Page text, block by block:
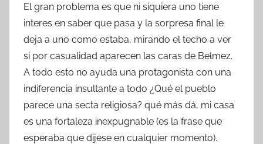
El gran problema es que ni siquiera uno tiene
interes en saber que pasa y la sorpresa final le
deja a uno como estaba, mirando el techo a ver
si por casualidad aparecen las caras de Belmez.
A todo esto no ayuda una protagonista con una
indiferencia insultante a todo ¿Qué el pueblo
parece una secta religiosa? qué más dá, mi casa
es una fortaleza inexpugnable (es la frase que
esperaba que dijese en cualquier momento).